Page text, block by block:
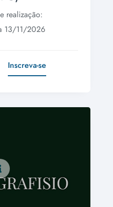
realização:
13/11/2026
Inscreva-se